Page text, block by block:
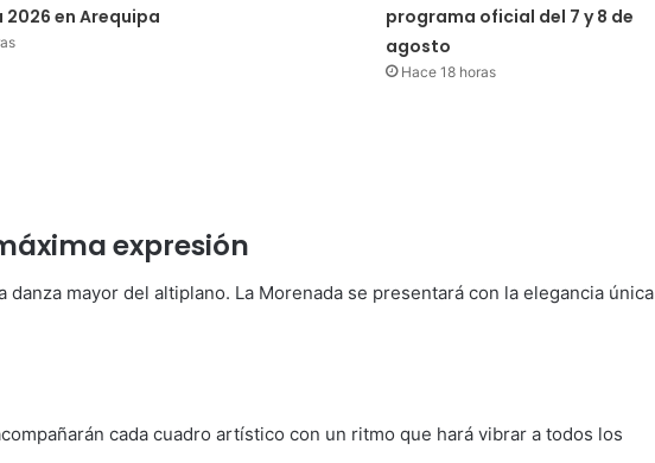
en Arequipa
programa oficial del 7 y 8 de
agosto
Hace 18 horas
expresión
danza mayor del altiplano. La Morenada se presentará con la elegancia única
cada cuadro artístico con un ritmo que hará vibrar a todos los